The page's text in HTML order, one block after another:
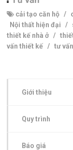
cải tạo căn hộ /
Nội thất hiện đại /
thiết kế nhà ở /
vấn thiết kế /tư
Giới thiệu
Quy trình
Báo giá